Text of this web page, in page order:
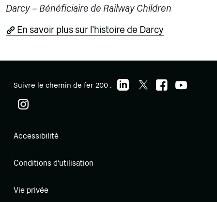
Darcy – Bénéficiaire de Railway Children
En savoir plus sur l'histoire de Darcy
Suivre le chemin de fer 200 :
Accessibilité
Conditions d'utilisation
Vie privée